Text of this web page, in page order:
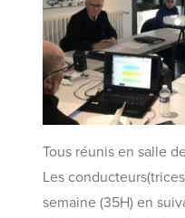
Tous réunis en salle
Les
semaine (35H) en